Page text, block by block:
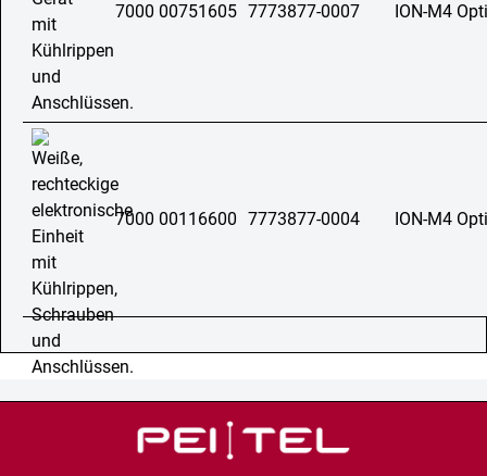
7000 00751605 7773877-0007 ION-M4
7000 00116600 7773877-0004 ION-M4